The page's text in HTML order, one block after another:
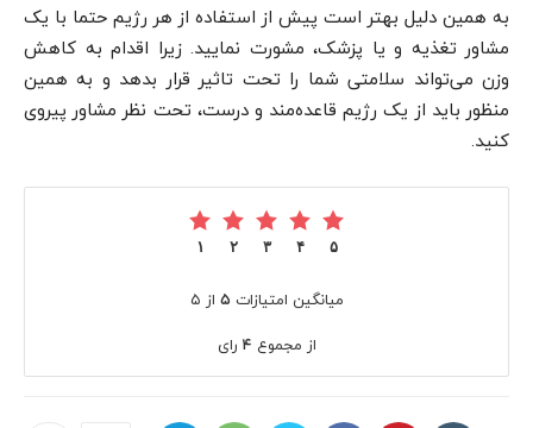
به همین دلیل بهتر است پیش از استفاده از هر رژیم حتما با یک
مشاور تغذیه و یا پزشک، مشورت نمایید. زیرا اقدام به کاهش
وزن می‌تواند سلامتی شما را تحت تاثیر قرار بدهد و به همین
منظور باید از یک رژیم قاعده‌مند و درست، تحت نظر مشاور پیروی
کنید.
۵ ۴ ۳ ۲ ۱
میانگین امتیازات ۵ از ۵
از مجموع ۴ رای